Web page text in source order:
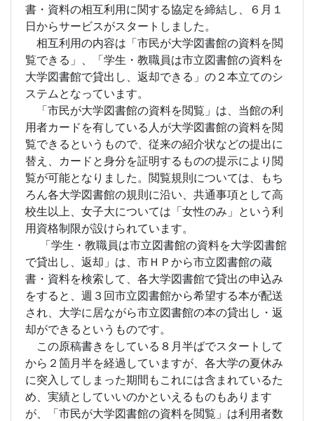
書・資料の相互利用に関する協定を締結し、６月１
日からサービスがスタートしました。
相互利用の内容は「市民が大学図書館の資料を閲
覧できる」、「学生・教職員は市立図書館の資料を
大学図書館で貸出し、返却できる」の２本立てのシ
ステムとなっています。
「市民が大学図書館の資料を閲覧」は、当館の利
用者カードを有している人が大学図書館の資料を閲
覧できるというもので、従来の紹介状などの提出に
替え、カードと身分を証明するものの提示により閲
覧が可能となりました。閲覧規則については、もち
ろん各大学図書館の規則に沿い、共通事項として高
校生以上、女子大については「女性のみ」という利
用資格制限が設けられています。
「学生・教職員は市立図書館の資料を大学図書館
で貸出し、返却」は、市ＨＰから市立図書館の蔵
書・資料を検索して、各大学図書館で貸出の申込み
をすると、週３回市立図書館から希望する本が配送
され、大学に居ながら市立図書館の本の貸出し・返
却ができるというものです。
この原稿書きをしている８月半ばでスタートして
から２箇月半を経過していますが、各大学の夏休み
に突入してしまった期間もこれには含まれているた
め、実績としていいのかといえるものもあります
が、「市民が大学図書館の資料を閲覧」は利用者数